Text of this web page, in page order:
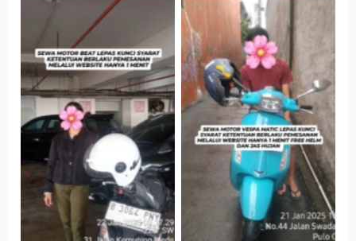
Cityplaza
Jatinegara Gedung
Parkir P6A
Antar Jemput
Kendaraan